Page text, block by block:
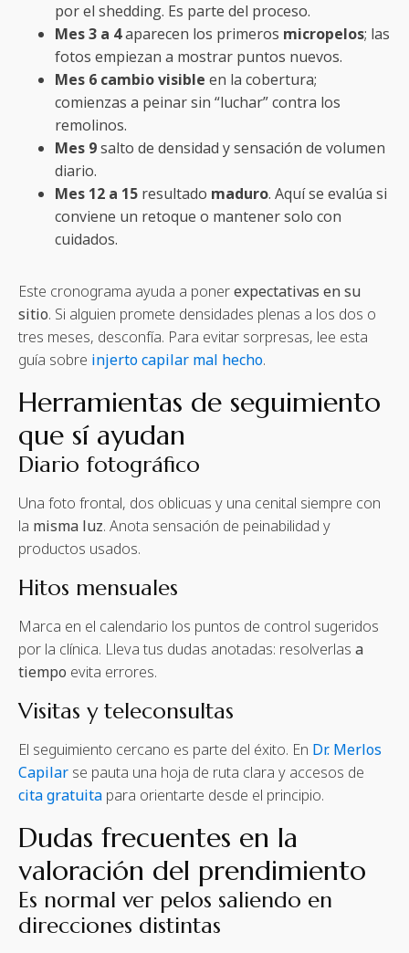
por el shedding. Es parte del proceso.
Mes 3 a 4aparecen los primeros micropelos; las
fotos empiezan a mostrar puntos nuevos.
Mes 6 cambio visible en la cobertura;
comienzas a peinar sin “luchar” contra los
remolinos.
Mes 9salto de densidad y sensación de volumen
diario.
Mes 12 a 15 resultado maduro. Aquí se evalúa si
conviene un retoque o mantener solo con
cuidados.
Este cronograma ayuda a ponerexpectativas en su
sitio. Si alguien promete densidades plenas a los dos o
tres meses, desconfía. Para evitar sorpresas, lee esta
guía sobre injerto capilar mal hecho.
Herramientas de seguimiento
que sí ayudan
Diario fotográfico
Una foto frontal, dos oblicuas y una cenital siempre con
la misma luz. Anota sensación de peinabilidad y
productos usados.
Hitos mensuales
Marca en el calendario los puntos de control sugeridos
por la clínica. Lleva tus dudas anotadas: resolverlas a
tiempo evita errores.
Visitas y teleconsultas
El seguimiento cercano es parte del éxito. En Dr. Merlos
Capilar se pauta una hoja de ruta clara y accesos de
cita gratuita para orientarte desde el principio.
Dudas frecuentes en la
valoración del prendimiento
Es normal ver pelos saliendo en
direcciones distintas